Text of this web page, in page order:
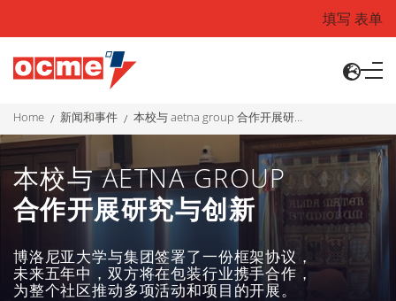
填写 表单
home 新闻和事件 本校与 aetna group 合作开展研究与创新
本校与 AETNA GROUP
合作开展研究与创新
博洛尼亚大学与集团签署了一份框架协议，
未来五年中，双方将在包装行业携手合作，
为整个社区推动多项活动和项目的开展。